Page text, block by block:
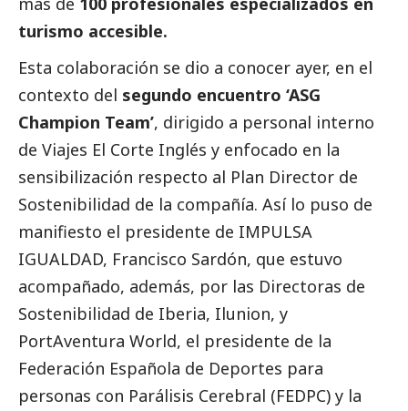
turismo accesible.
Esta colaboración se dio a conocer ayer, en el
contexto del segundo encuentro ‘ASG
Champion Team’, dirigido a personal interno
de Viajes El Corte Inglés y enfocado en la
sensibilización respecto al Plan Director de
Sostenibilidad de la compañía. Así lo puso de
manifiesto el presidente de IMPULSA
IGUALDAD, Francisco Sardón, que estuvo
acompañado, además, por las Directoras de
Sostenibilidad de Iberia, Ilunion, y
PortAventura World, el presidente de la
Federación Española de Deportes para
personas con Parálisis Cerebral (FEDPC) y la